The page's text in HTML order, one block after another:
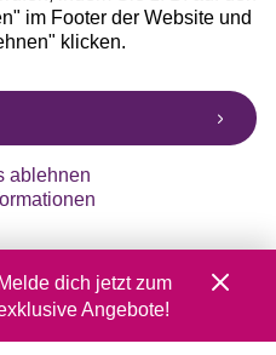
im Footer der Website und
klicken.
ablehnen
Melde dich jetzt zum
Angebote!